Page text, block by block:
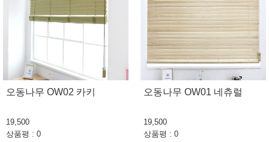
오동나무 OW02 카키
19,500
상품평 : 0
오동나무 OW01 네츄럴
19,500
상품평 : 0